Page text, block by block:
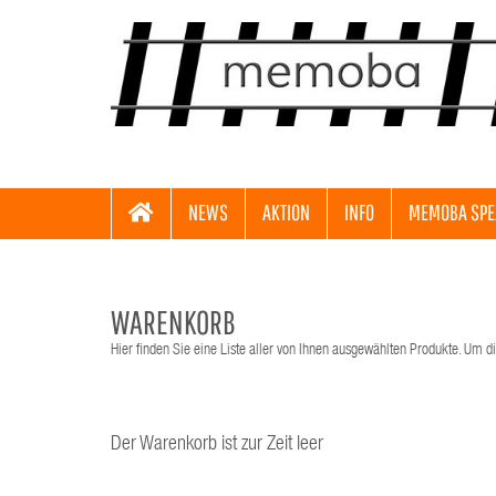
NEWS AKTION INFO MEMOBA
WARENKORB
Hier finden Sie eine Liste aller von Ihnen ausgewählten Produkte.
Der Warenkorb ist zur Zeit leer